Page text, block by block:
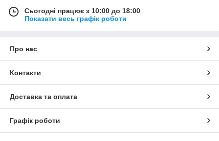
Сьогодні працює з 10:00 до 18:00
Показати весь графік роботи
Про нас
Контакти
Доставка та оплата
Графік роботи